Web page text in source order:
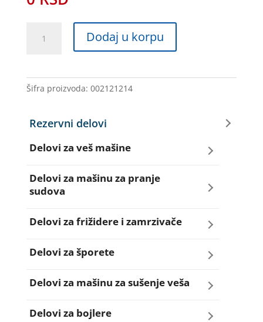
NC55
količina
Dodaj u korpu
Šifra proizvoda: 002121214
Rezervni delovi
Delovi za veš mašine
Amortizeri za veš mašinu
Delovi za mašinu za pranje
sudova
Creva za sudo mašine
Dihtunzi za sudo mašine
Elektroventili za sudo mašine
Filteri za sudo mašine
Delovi za frižidere i zamrzivače
Aqua filteri za frižidere
Dihtunzi za frižidere i zamrzivače
Elektronika za frižidere i zamrzivače
Delovi za šporete
Dihtunzi za šporete
Dugmad za šporete
Delovi za mašinu za sušenje veša
Dihtunzi mašine za sušenje veša
Delovi za bojlere